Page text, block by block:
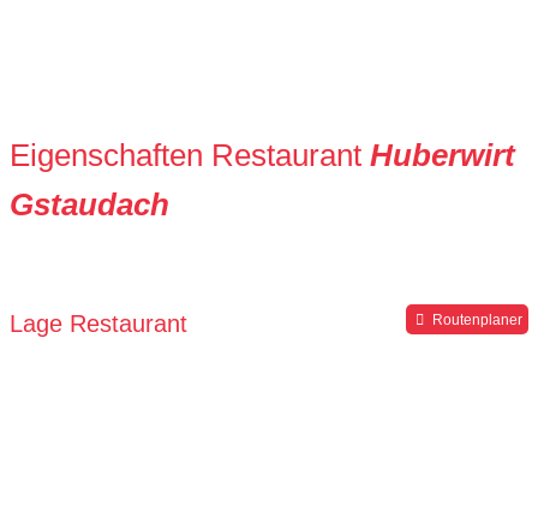
Eigenschaften Restaurant Huberwirt
Gstaudach
Lage Restaurant Routenplaner